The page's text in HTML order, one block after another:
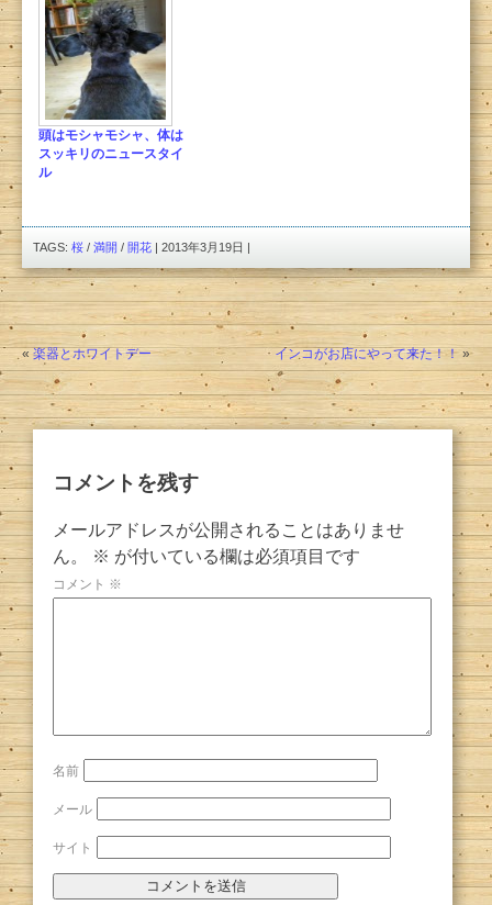
頭はモシャモシャ、体は
スッキリのニュースタイ
ル
TAGS: 桜 / 満開 / 開花 | 2013年3月19日 |
« 楽器とホワイトデー インコがお店にやって来た！！ »
コメントを残す
メールアドレスが公開されることはありませ
ん。
※ が付いている欄は必須項目です
コメント ※
名前
メール
サイト